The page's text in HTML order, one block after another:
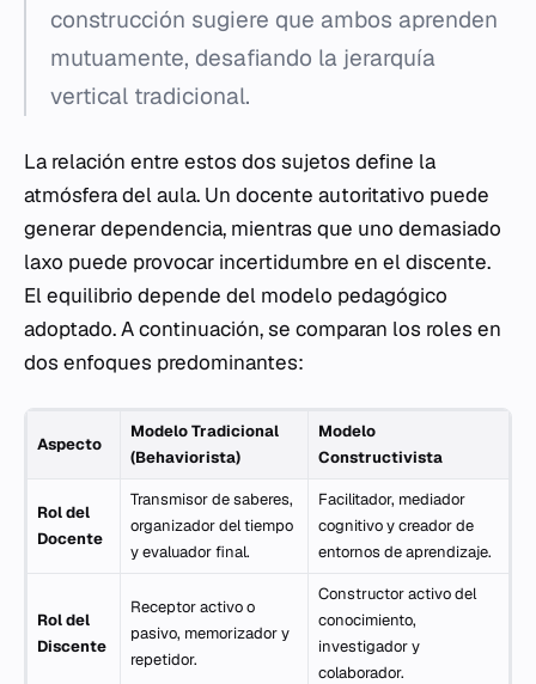
construcción sugiere que ambos aprenden
mutuamente, desafiando la jerarquía
vertical tradicional.
La relación entre estos dos sujetos define la
atmósfera del aula. Un docente autoritativo puede
generar dependencia, mientras que uno demasiado
laxo puede provocar incertidumbre en el discente.
El equilibrio depende del modelo pedagógico
adoptado. A continuación, se comparan los roles en
dos enfoques predominantes:
Aspecto
Modelo Tradicional
(Behaviorista)
Modelo
Constructivista
Rol del
Docente
Transmisor de saberes,
organizador del tiempo
y evaluador final.
Facilitador, mediador
cognitivo y creador de
entornos de aprendizaje.
Rol del
Discente
Receptor activo o
pasivo, memorizador y
repetidor.
Constructor activo del
conocimiento,
investigador y
colaborador.